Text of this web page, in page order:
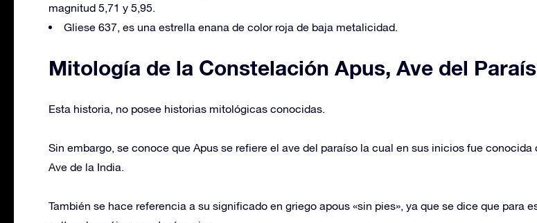
magnitud 5,71 y 5,95.
Gliese 637, es una estrella enana de color roja de baja metalicidad.
Mitología de la Constelación Apus, Ave del
Esta historia, no posee historias mitológicas conocidas.
Sin embargo, se conoce que Apus se refiere el ave del paraíso la cual en sus inicios fue conocida
Ave de la India.
También se hace referencia a su significado en griego apous «sin pies», ya que se dice que para